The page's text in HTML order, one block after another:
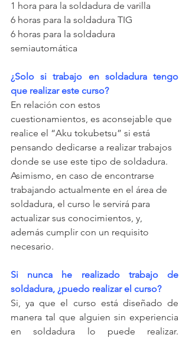
1 hora para la soldadura de varilla
6 horas para la soldadura TIG
6 horas para la soldadura
semiautomática
¿Solo si trabajo en soldadura tengo
que realizar este curso?
En relación con estos
cuestionamientos, es aconsejable que
realice el “Aku tokubetsu” si está
pensando dedicarse a realizar trabajos
donde se use este tipo de soldadura.
Asimismo, en caso de encontrarse
trabajando actualmente en el área de
soldadura, el curso le servirá para
actualizar sus conocimientos, y,
además cumplir con un requisito
necesario.
Si nunca he realizado trabajo de
soldadura, ¿puedo realizar el curso?
Si, ya que el curso está diseñado de
manera tal que alguien sin experiencia
en soldadura lo puede realizar.